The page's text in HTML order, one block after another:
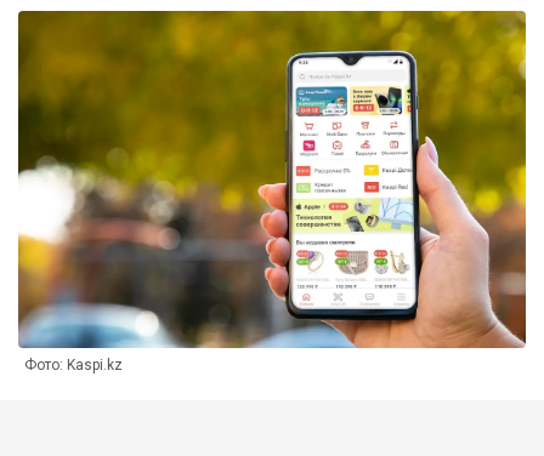
Фото: Kaspi.kz